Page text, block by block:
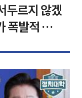
두르지 않겠